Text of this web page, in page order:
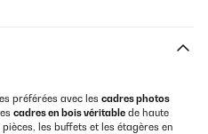
préférées avec les cadres photos
cadres en bois véritable de haute
les buffets et les étagères en